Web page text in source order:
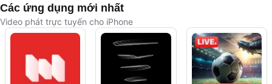
Các ứng dụng mới nhất
Video phát trực tuyến cho iPhone